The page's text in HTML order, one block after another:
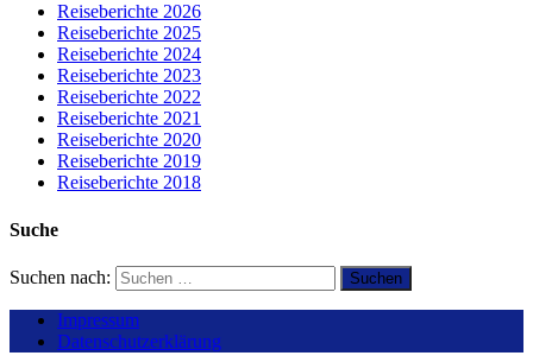
Reiseberichte 2026
Reiseberichte 2025
Reiseberichte 2024
Reiseberichte 2023
Reiseberichte 2022
Reiseberichte 2021
Reiseberichte 2020
Reiseberichte 2019
Reiseberichte 2018
Suche
Suchen nach:
Impressum
Datenschutzerklärung